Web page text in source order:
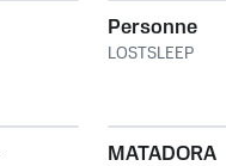
Personne
LOSTSLEEP
MATADORA